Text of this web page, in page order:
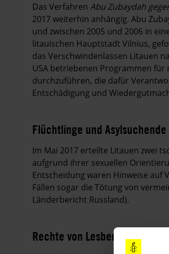
Das Verfahren Abu Zubaydah
2017 weiterhin anhängig. Abu
und zwischen 2005 und 2006 in
litauischen Hauptstadt Vilnius,
das Verschwindenlassen Litauen
USA betriebenen Programmen
durchzuführen, die dafür
Entschädigung und
Flüchtlinge und Asylsuchende
Im Mai 2017 erteilte Litauen zwei
aufgrund ihrer sexuellen
Entscheidung waren Hinweise auf
Fällen sogar die Tötung von
Länderbericht Russland).
Rechte von Lesben,